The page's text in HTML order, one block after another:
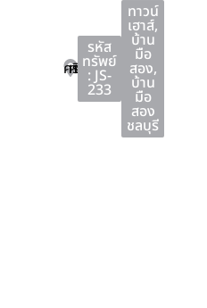
ศรีราชา
ศรีราชา
ชลบุรี
รหัส
ทรัพย์
: JS-
233
ทาวน์
เฮาส์,
บ้าน
มือ
สอง,
บ้าน
มือ
สอง
ชลบุรี